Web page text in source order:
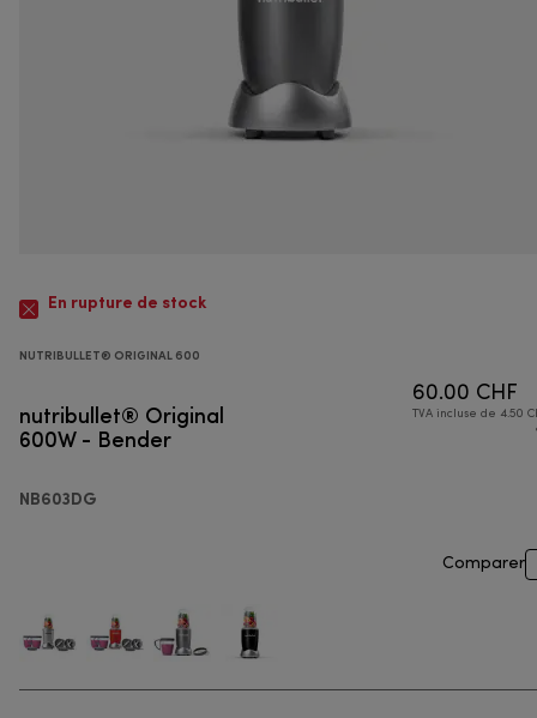
En rupture de stock
NUTRIBULLET® ORIGINAL 600
nutribullet® Original
600W - Bender
NB603DG
60.00 CHF
TVA incluse de 4.50
Comparer